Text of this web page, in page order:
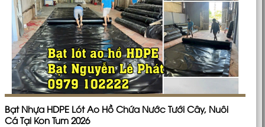
Bạt Nhựa HDPE Lót Ao Hồ Chứa Nước Tưới Cây, Nuôi
Cá Tại Kon Tum 2026